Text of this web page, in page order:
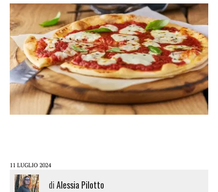
11 LUGLIO 2024
diAlessia Pilotto